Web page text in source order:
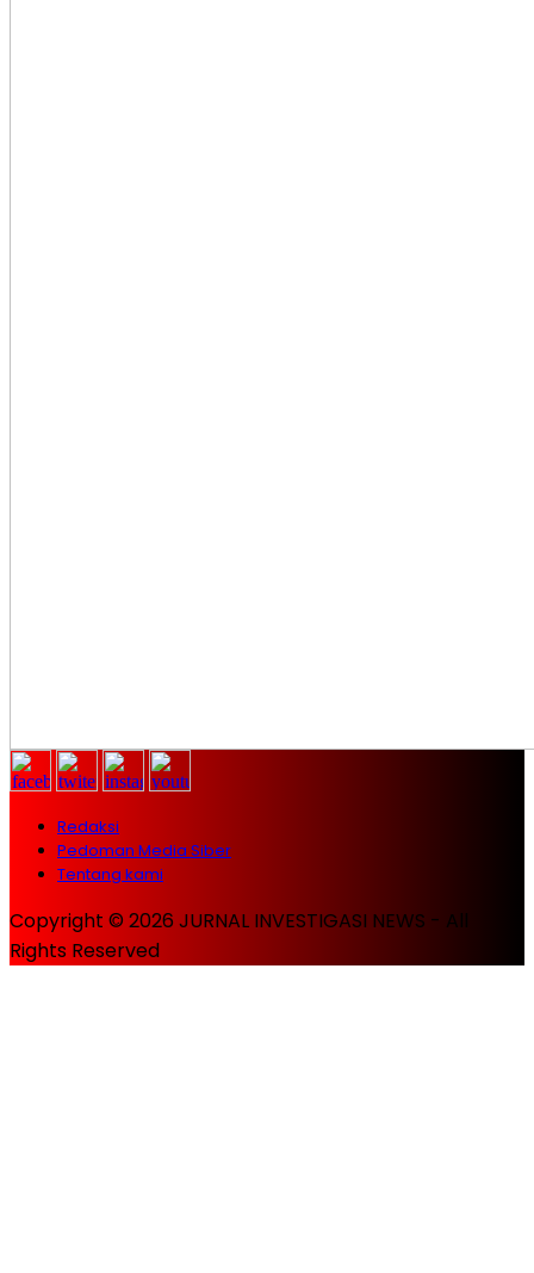
Redaksi
Pedoman Media Siber
Tentang kami
Copyright © 2026 JURNAL INVESTIGASI NEWS - All
Rights Reserved